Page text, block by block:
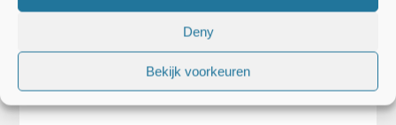
Deny
Bekijk voorkeuren
Jaco
Dutch Valley Festival bevestigt
headliners editie 2020
Jaco